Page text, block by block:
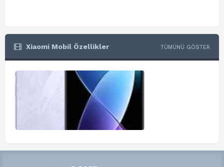
Xiaomi Mobil Özellikler TÜMÜNÜ GÖSTER